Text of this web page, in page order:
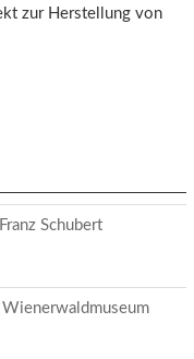
zur Herstellung von
Schubert